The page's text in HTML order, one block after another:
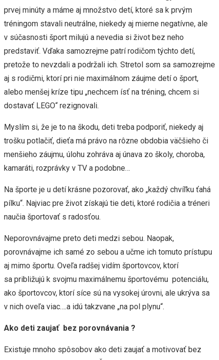
prvej minúty a máme aj množstvo detí, ktoré sa k prvým
tréningom stavali neutrálne, niekedy aj mierne negatívne, ale
v súčasnosti šport milujú a nevedia si život bez neho
predstaviť. Vďaka samozrejme patrí rodičom týchto detí,
pretože to nevzdali a podržali ich. Stretol som sa samozrejme
aj s rodičmi, ktorí pri nie maximálnom záujme detí o šport,
alebo menšej kríze tipu „nechcem ísť na tréning, chcem si
dostavať LEGO“ rezignovali.
Myslím si, že je to na škodu, deti treba podporiť, niekedy aj
trošku potlačiť, dieťa má právo na rôzne obdobia väčšieho či
menšieho záujmu, úlohu zohráva aj únava zo školy, choroba,
kamaráti, rozprávky v TV a podobne…
Na športe je u detí krásne pozorovať, ako „každý chvíľku ťahá
pílku“. Najviac pre život získajú tie deti, ktoré rodičia a tréneri
naučia športovať s radosťou.
Neporovnávajme preto deti medzi sebou. Naopak,
porovnávajme ich samé zo sebou a učme ich tomuto prístupu
aj mimo športu. Oveľa radšej vidím športovcov, ktorí
sa približujú k svojmu maximálnemu športovému potenciálu,
ako športovcov, ktorí síce sú na vysokej úrovni, ale ukrýva sa
v nich oveľa viac….a idú takzvane „na pol plynu“.
Ako deti zaujať bez porovnávania ?
Existuje mnoho spôsobov ako deti zaujať a motivovať bez